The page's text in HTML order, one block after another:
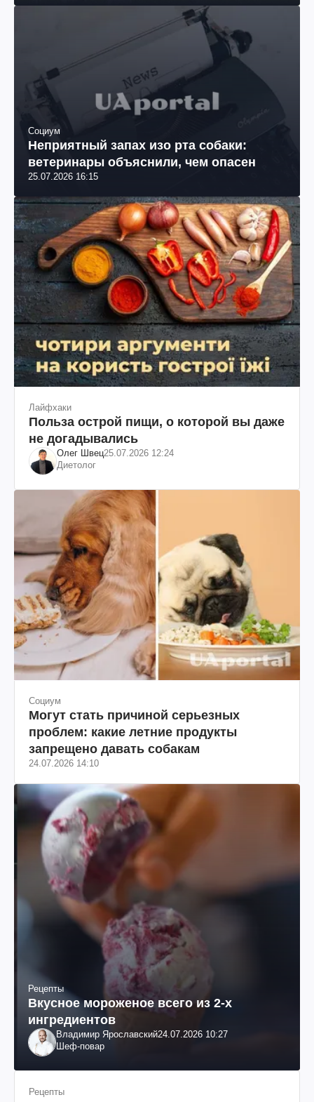
Социум
Неприятный запах изо рта собаки:
ветеринары объяснили, чем опасен
25.07.2026 16:15
Лайфхаки
Польза острой пищи, о которой вы даже
не догадывались
Олег Швец25.07.2026 12:24
Диетолог
Социум
Могут стать причиной серьезных
проблем: какие летние продукты
запрещено давать собакам
24.07.2026 14:10
Рецепты
Вкусное мороженое всего из 2-х
ингредиентов
Владимир Ярославский24.07.2026 10:27
Шеф-повар
Рецепты